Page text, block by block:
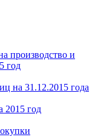
производство и
год
на 31.12.2015 года
2015 год